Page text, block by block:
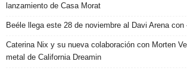
lanzamiento de Casa Morat
Beéle llega este 28 de noviembre al Davi Arena con
Caterina Nix y su nueva colaboración con Morten
metal de California Dreamin